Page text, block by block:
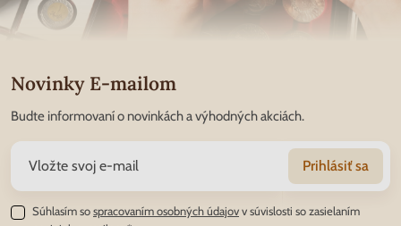
Novinky E-mailom
Budte informovaní o novinkách a výhodných akciách.
Prihlásiť sa
Súhlasím sospracovaním osobných údajovv súvislosti so zasielaním